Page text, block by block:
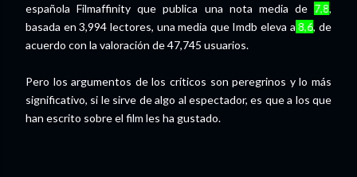
española Filmaffinity que publica una nota media de 7,8,
basada en 3,994 lectores, una media que Imdb eleva a 8,6, de
acuerdo con la valoración de 47,745 usuarios.
Pero los argumentos de los críticos son peregrinos y lo más
significativo, si le sirve de algo al espectador, es que a los que
han escrito sobre el film les ha gustado.